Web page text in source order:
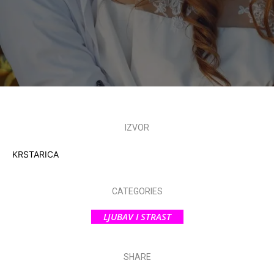
IZVOR
KRSTARICA
CATEGORIES
LJUBAV I STRAST
SHARE